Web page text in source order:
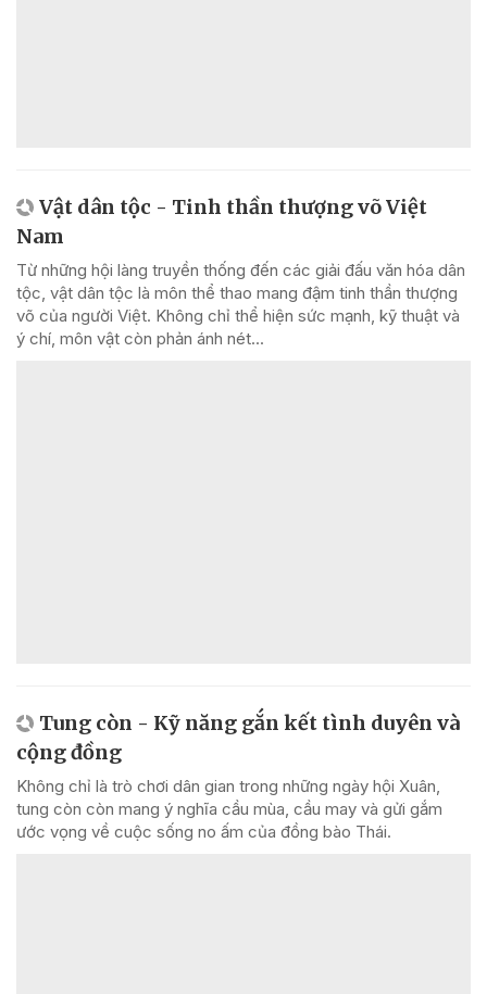
Vật dân tộc - Tinh thần thượng võ Việt
Nam
Từ những hội làng truyền thống đến các giải đấu văn hóa dân
tộc, vật dân tộc là môn thể thao mang đậm tinh thần thượng
võ của người Việt. Không chỉ thể hiện sức mạnh, kỹ thuật và
ý chí, môn vật còn phản ánh nét...
Tung còn - Kỹ năng gắn kết tình duyên và
cộng đồng
Không chỉ là trò chơi dân gian trong những ngày hội Xuân,
tung còn còn mang ý nghĩa cầu mùa, cầu may và gửi gắm
ước vọng về cuộc sống no ấm của đồng bào Thái.